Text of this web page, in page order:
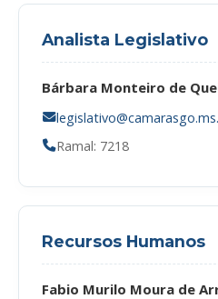
Analista Legislativo
Bárbara Monteiro de
Ramal: 7218
Recursos Humanos
Fabio Murilo Moura de